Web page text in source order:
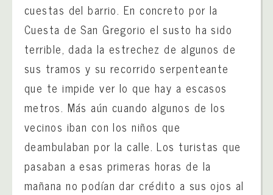
cuestas del barrio. En concreto por la
Cuesta de San Gregorio el susto ha sido
terrible, dada la estrechez de algunos de
sus tramos y su recorrido serpenteante
que te impide ver lo que hay a escasos
metros. Más aún cuando algunos de los
vecinos iban con los niños que
deambulaban por la calle. Los turistas que
pasaban a esas primeras horas de la
mañana no podían dar crédito a sus ojos al